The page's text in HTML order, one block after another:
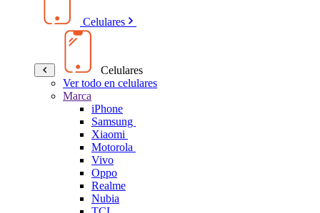
Celulares
Celulares
Ver todo en celulares
Marca
iPhone
Samsung
Xiaomi
Motorola
Vivo
Oppo
Realme
Nubia